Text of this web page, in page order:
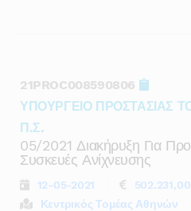
21PROC008590806
ΥΠΟΥΡΓΕΙΟ ΠΡΟΣΤΑΣΙΑΣ
Π.Σ.
05/2021 Διακήρυξη Για
Συσκευές Ανίχνευσης
12-05-2021
502.231,00
Κεντρικός Τομέας Αθηνών